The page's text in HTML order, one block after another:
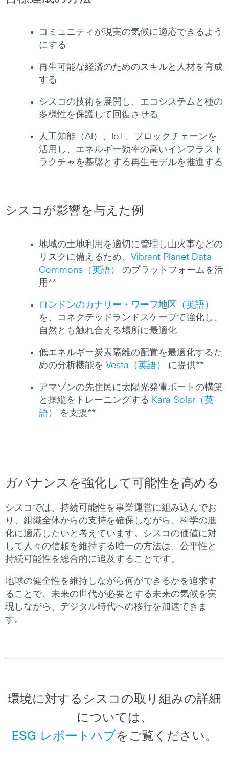
コミュニティが現実の気候に適応できるよう
にする
再生可能な経済のためのスキルと人材を育成
する
シスコの技術を展開し、エコシステムと種の
多様性を保護して回復させる
人工知能（AI）、IoT、ブロックチェーンを
活用し、エネルギー効率の高いインフラスト
ラクチャを基盤とする再生モデルを推進する
シスコが影響を与えた例
地域の土地利用を適切に管理し山火事などの
リスクに備えるため、 Vibrant Planet Data
Commons（英語）
のプラットフォームを活
用**
ロンドンのカナリー・ワーフ地区（英語）
を、コネクテッドランドスケープで強化し、
自然とも触れ合える場所に最適化
低エネルギー炭素隔離の配置を最適化するた
めの分析機能を Vesta（英語） に提供**
アマゾンの先住民に太陽光発電ボートの構築
と操縦をトレーニングする Kara Solar（英
語）
を支援**
ガバナンスを強化して可能性を高める
シスコでは、持続可能性を事業運営に組み込んでお
り、組織全体からの支持を確保しながら、科学の進
化に適応したいと考えています。シスコの価値に対
して人々の信頼を維持する唯一の方法は、公平性と
持続可能性を総合的に追及することです。
地球の健全性を維持しながら何ができるかを追求す
ることで、未来の世代が必要とする未来の気候を実
現しながら、デジタル時代への移行を加速できま
す。
環境に対するシスコの取り組みの詳細
については、
ESG レポートハブをご覧ください。